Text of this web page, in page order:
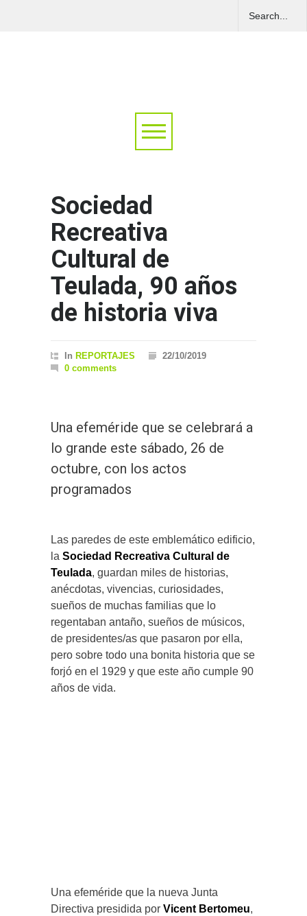
Sociedad
Recreativa
Cultural de
Teulada, 90 años
de historia viva
In REPORTAJES
22/10/2019
0 comments
Una efeméride que se celebrará a
lo grande este sábado, 26 de
octubre, con los actos
programados
Las paredes de este emblemático edificio,
la Sociedad Recreativa Cultural de
Teulada, guardan miles de historias,
anécdotas, vivencias, curiosidades,
sueños de muchas familias que lo
regentaban antaño, sueños de músicos,
de presidentes/as que pasaron por ella,
pero sobre todo una bonita historia que se
forjó en el 1929 y que este año cumple 90
años de vida.
Una efeméride que la nueva Junta
Directiva presidida por Vicent Bertomeu,